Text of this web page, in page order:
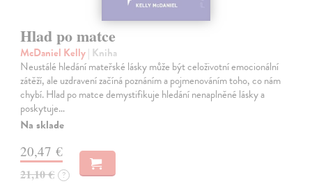
Hlad po matce
McDaniel Kelly| Kniha
Neustálé hledání mateřské lásky může být celoživotní emocionální
zátěží, ale uzdravení začíná poznáním a pojmenováním toho, co nám
chybí. Hlad po matce demystifikuje hledání nenaplněné lásky a
poskytuje…
Na sklade
20,47 €
21,10 € ?